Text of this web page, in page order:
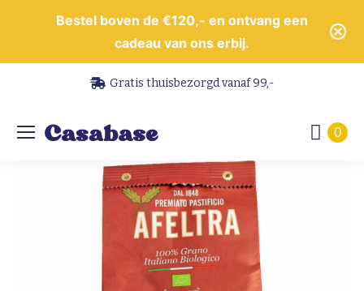
Bestel boven de €120,- en ontvang een
cadeau van ons erbij.
Gratis thuisbezorgd vanaf 99,-
0